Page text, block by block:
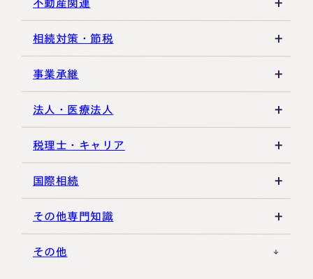
遺産分割
相続登記・名義変更
相続放棄・限定承認
相続手続き全般
死亡届・届出関連
延納・物納
法定相続人・法定相続分
相続財産
特別縁故者
特別受益・寄与分
不動産関連
建物・マンション評価
土地の評価
借地権・貸家
その他不動産
相続対策・節税
養子縁組・家族信託
生命保険活用
小規模企業共済
不動産活用
その他の相続対策
事業承継
非上場株式評価
自己株式・株式取得
種類株式・名義株
役員関連
事業承継税制
法人・医療法人
社団法人
合同会社・持分会社
医療法人
税理士・キャリア
税理士選び・相談
税理士試験
税理士キャリア
国際相続
米国関連
海外不動産
その他専門知識
事例紹介
その他